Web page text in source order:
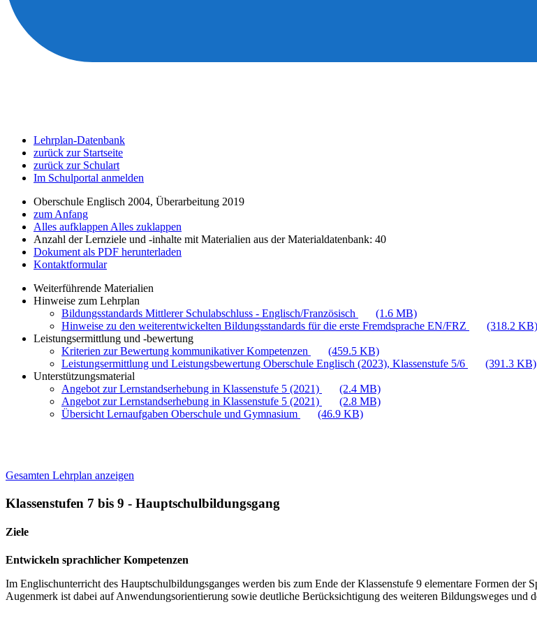
Lehrplan-Datenbank
zurück zur Startseite
zurück zur Schulart
Im Schulportal anmelden
Oberschule Englisch 2004, Überarbeitung 2019
zum Anfang
Alles aufklappen Alles zuklappen
Anzahl der Lernziele und -inhalte mit Materialien aus der Materialdatenbank: 40
Dokument als PDF herunterladen
Kontaktformular
Weiterführende Materialien
Hinweise zum Lehrplan
Bildungsstandards Mittlerer Schulabschluss - Englisch/Französisch
(1.6 MB)
Hinweise zu den weiterentwickelten Bildungsstandards für die erste Fremdsprache EN/FRZ
(318.2 KB)
Leistungsermittlung und -bewertung
Kriterien zur Bewertung kommunikativer Kompetenzen
(459.5 KB)
Leistungsermittlung und Leistungsbewertung Oberschule Englisch (2023), Klassenstufe 5/6
(391.3 KB)
Unterstützungsmaterial
Angebot zur Lernstandserhebung in Klassenstufe 5 (2021)
(2.4 MB)
Angebot zur Lernstandserhebung in Klassenstufe 5 (2021)
(2.8 MB)
Übersicht Lernaufgaben Oberschule und Gymnasium
(46.9 KB)
Gesamten Lehrplan anzeigen
Klassenstufen 7 bis 9 - Hauptschulbildungsgang
Ziele
Entwickeln sprachlicher Kompetenzen
Im Englischunterricht des Hauptschulbildungsganges werden bis zum Ende der Klassenstufe 9 elementare Formen
Augenmerk ist dabei auf Anwendungsorientierung sowie deutliche Berücksichtigung des weiteren Bildungsweges und